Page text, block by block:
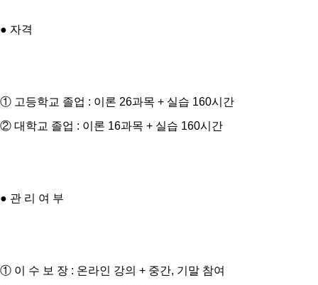
● 자격
① 고등학교 졸업 : 이론 26과목 + 실습 160시간
② 대학교 졸업 : 이론 16과목 + 실습 160시간
● 관 리 여 부
① 이 수 보 장 : 온라인 강의 + 중간, 기말 참여